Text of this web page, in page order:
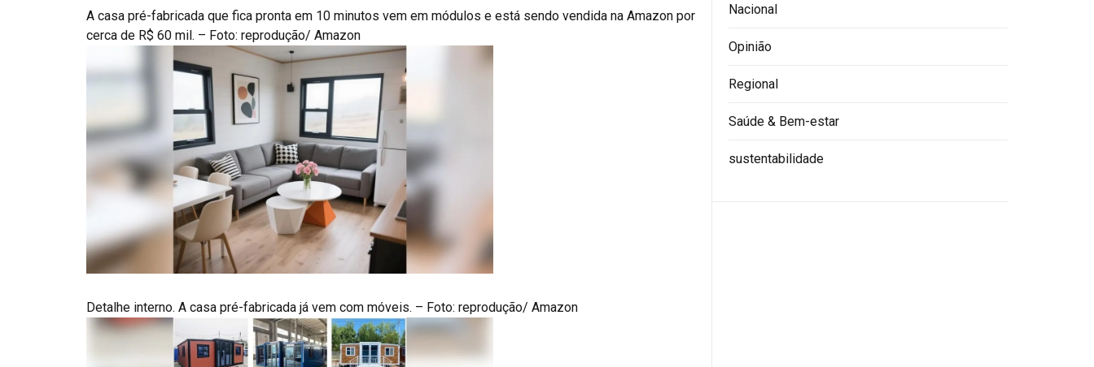
A casa pré-fabricada que fica pronta em 10 minutos vem em módulos e está sendo vendida na Amazon por
cerca de R$ 60 mil. – Foto: reprodução/ Amazon
Detalhe interno. A casa pré-fabricada já vem com móveis. – Foto: reprodução/ Amazon
Nacional
Opinião
Regional
Saúde & Bem-estar
sustentabilidade